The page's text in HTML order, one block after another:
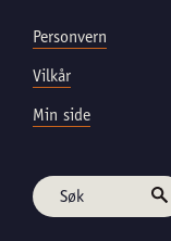
Personvern
Vilkår
Min side